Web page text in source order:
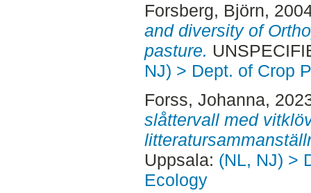
Forsberg, Björn,
and diversity of
pasture.
NJ) > Dept. of Crop
Forss, Johanna,
slåttervall med
Uppsala: (NL, NJ) >
Ecology